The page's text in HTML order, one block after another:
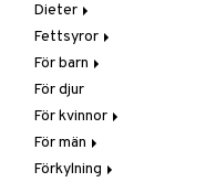
Dieter
Glutenintolerans
LCHF
Raw Food
Fettsyror
Marina fettsyror
Veg fettsyror
För barn
Fettsyror
Hudvård
Vitamin & mineral
För djur
För kvinnor
Graviditet & amning
Klimakterie & PMS
För män
Näringstillskott
Förkylning